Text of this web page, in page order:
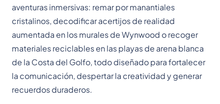
aventuras inmersivas: remar por manantiales
cristalinos, decodificar acertijos de realidad
aumentada en los murales de Wynwood o recoger
materiales reciclables en las playas de arena blanca
de la Costa del Golfo, todo diseñado para fortalecer
la comunicación, despertar la creatividad y generar
recuerdos duraderos.